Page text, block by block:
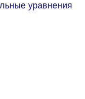
уравнения